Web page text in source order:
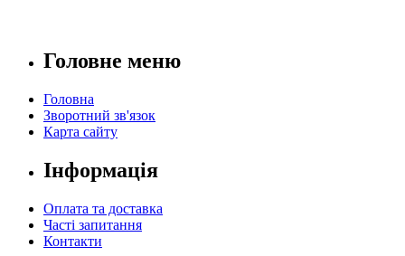
Головне меню
Головна
Зворотний зв'язок
Карта сайту
Інформація
Оплата та доставка
Часті запитання
Контакти